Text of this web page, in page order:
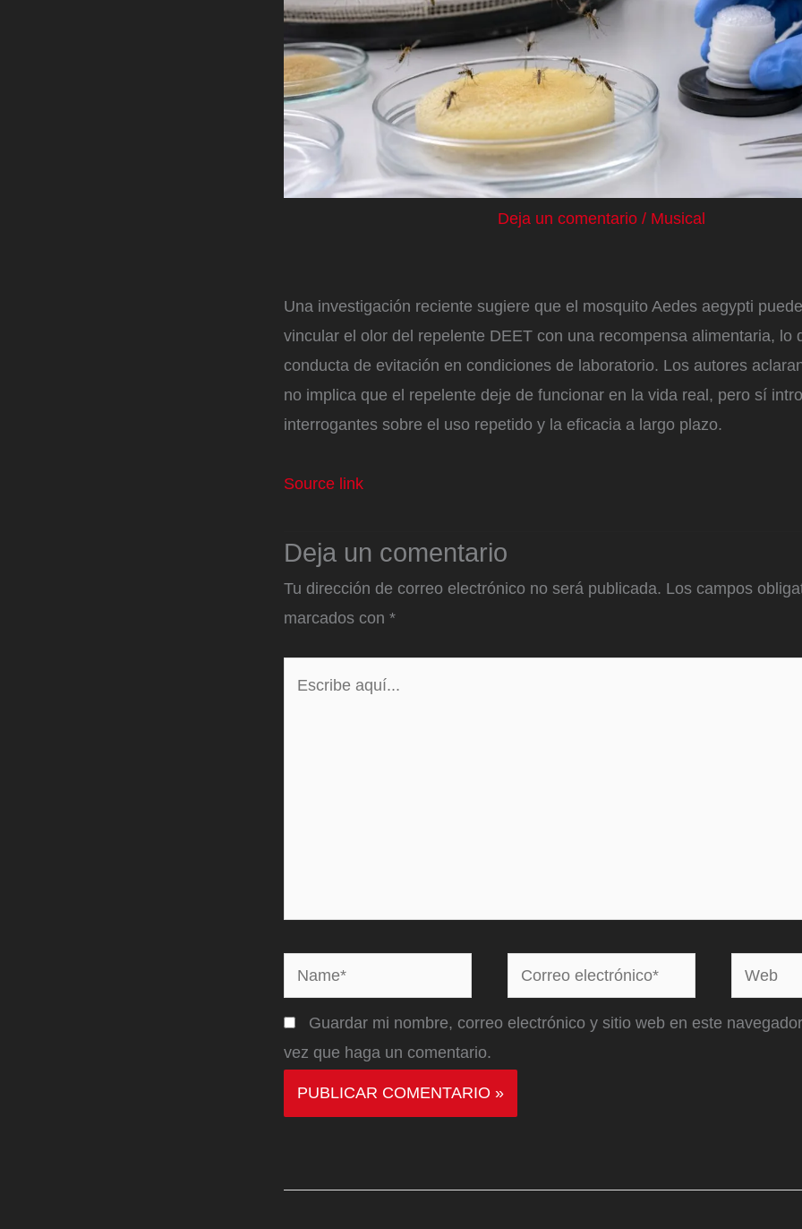
Deja un comentario / Musical
Una investigación reciente sugiere que el mosquito Aedes aegypti
vincular el olor del repelente DEET con una recompensa alimentaria, lo
conducta de evitación en condiciones de laboratorio. Los autores
no implica que el repelente deje de funcionar en la vida real, pero sí
interrogantes sobre el uso repetido y la eficacia a largo plazo.
Source link
Deja un comentario
Tu dirección de correo electrónico no será publicada. Los campos
marcados con *
Name*
Correo
electrónico*
Web
Guardar mi nombre, correo electrónico y sitio web en este
vez que haga un comentario.